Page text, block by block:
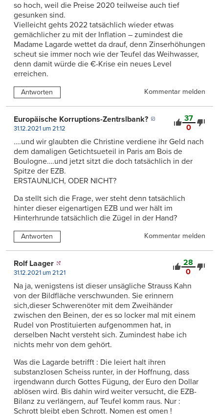
so hoch, weil die Preise 2020 teilweise auch tief
gesunken sind.
Vielleicht gehts 2022 tatsächlich wieder etwas
gemächlicher zu mit der Inflation – zumindest die
Madame Lagarde wettet da drauf, denn Zinserhöhungen
scheut sie immer noch wie der Teufel das Weihwasser,
denn damit würde die €-Krise ein neues Level
erreichen.
Antworten Kommentar melden
37
0
Europäische Korruptions-Zentrslbank?
31.12.2021 um 21:12
….und wir glaubten die Christine verdiene ihr Geld nach
dem damaligen Getichtsueteil in Paris am Bois de
Boulogne….und jetzt sitzt die doch tatsächlich in der
Spitze der EZB.
ERSTAUNLICH, ODER NICHT?
Da stellt sich die Frage, wer steht denn tatsächlich
hinter dieser eigenartigen EZB und wer hält im
Hinterhrunde tatsächlich die Zügel in der Hand?
Antworten Kommentar melden
28
0
Rolf Laager
31.12.2021 um 21:21
Na ja, wenigstens ist dieser unsägliche Strauss Kahn
von der Bildfläche verschwunden. Sie erinnern
sich,dieser Schwerenöter mit dem Zweihänder
zwischen den Beinen, der es so locker mal mit einem
Rudel von Prostituierten aufgenommen hat, in
derselben Nacht versteht sich. Zumindest habe ich
nichts mehr von dem gehört.
Was die Lagarde betrifft : Die leiert halt ihren
substanzlosen Scheiss runter, in der Hoffnung, dass
irgendwann durch Gottes Fügung, der Euro den Dollar
ablösen wird. Bis dahin wird weiter versucht, die EZB-
Bilanz zu verlängern, auf Teufel komm raus. Nur :
Schrott bleibt eben Schrott. Nomen est omen !